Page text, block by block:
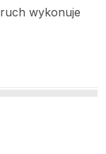
wykonuje